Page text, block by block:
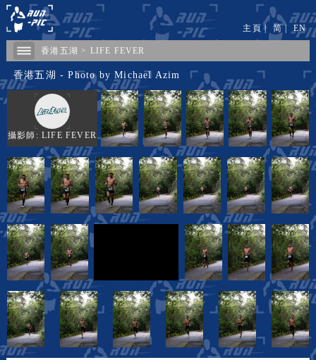
香港五湖 > LIFE FEVER
主頁 | 简| EN
香港五湖 - Photo by Michael Azim
攝影師: LIFE FEVER